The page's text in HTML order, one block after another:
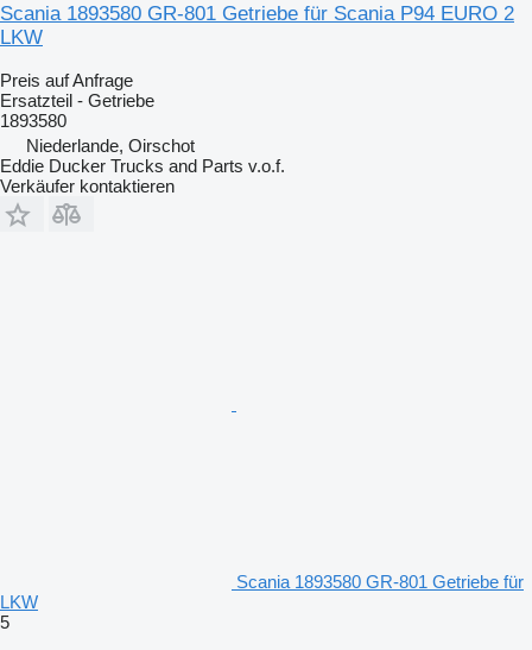
Scania 1893580 GR-801 Getriebe für Scania P94 EURO 2
LKW
Preis auf Anfrage
Ersatzteil - Getriebe
1893580
Niederlande, Oirschot
Eddie Ducker Trucks and Parts v.o.f.
Verkäufer kontaktieren
Scania 1893580 GR-801 Getriebe für
LKW
5